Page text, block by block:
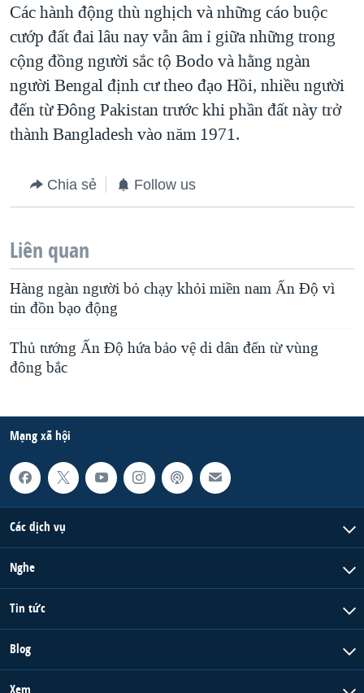
Các hành động thù nghịch và những cáo buộc
cướp đất đai lâu nay vẫn âm ỉ giữa những trong
cộng đồng người sắc tộ Bodo và hằng ngàn
người Bengal định cư theo đạo Hồi, nhiều người
đến từ Ðông Pakistan trước khi phần đất này trở
thành Bangladesh vào năm 1971.
Chia sẻ Follow us
Liên quan
Hàng ngàn người bỏ chạy khỏi miền nam Ấn Ðộ vì
tin đồn bạo động
Thủ tướng Ấn Độ hứa bảo vệ di dân đến từ vùng
đông bắc
Mạng xã hội
Các dịch vụ
Nghe
Tin tức
Blog
Xem